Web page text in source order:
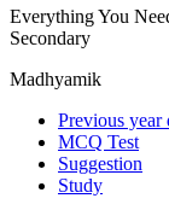
Everything You
Secondary
Madhyamik
Previous year
MCQ Test
Suggestion
Study